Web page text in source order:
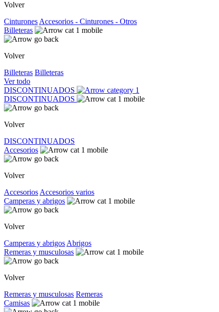
Volver
Cinturones Accesorios - Cinturones - Otros
Billeteras
Volver
Billeteras Billeteras
Ver todo
DISCONTINUADOS
DISCONTINUADOS
Volver
DISCONTINUADOS
Accesorios
Volver
Accesorios Accesorios varios
Camperas y abrigos
Volver
Camperas y abrigos Abrigos
Remeras y musculosas
Volver
Remeras y musculosas Remeras
Camisas